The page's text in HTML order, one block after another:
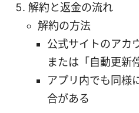
解約と返金の流れ
解約の方法
公式サイトのアカ
または「自動更新
アプリ内でも同様
合がある